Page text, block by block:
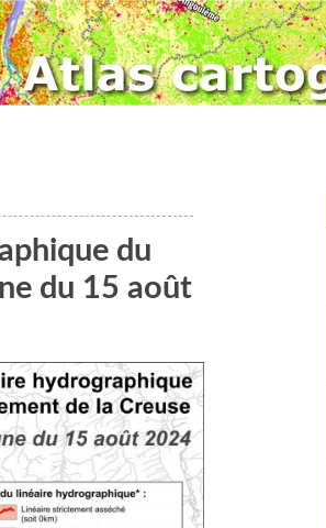
du
du 15 août